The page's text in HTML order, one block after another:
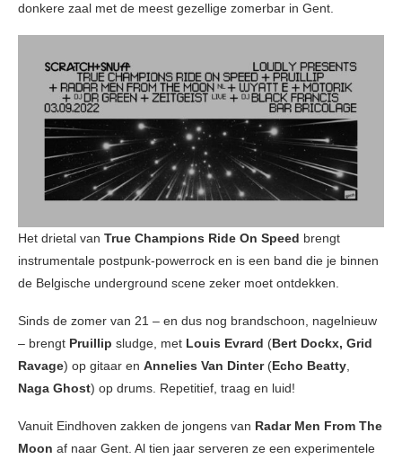
donkere zaal met de meest gezellige zomerbar in Gent.
Het drietal van True Champions Ride On Speed brengt
instrumentale postpunk-powerrock en is een band die je binnen
de Belgische underground scene zeker moet ontdekken.
Sinds de zomer van 21 – en dus nog brandschoon, nagelnieuw
– brengt Pruillip sludge, met Louis Evrard (Bert Dockx, Grid
Ravage) op gitaar en Annelies Van Dinter(Echo Beatty
Naga Ghost) op drums. Repetitief, traag en luid!
Vanuit Eindhoven zakken de jongens van Radar Men From The
Moon af naar Gent. Al tien jaar serveren ze een experimentele